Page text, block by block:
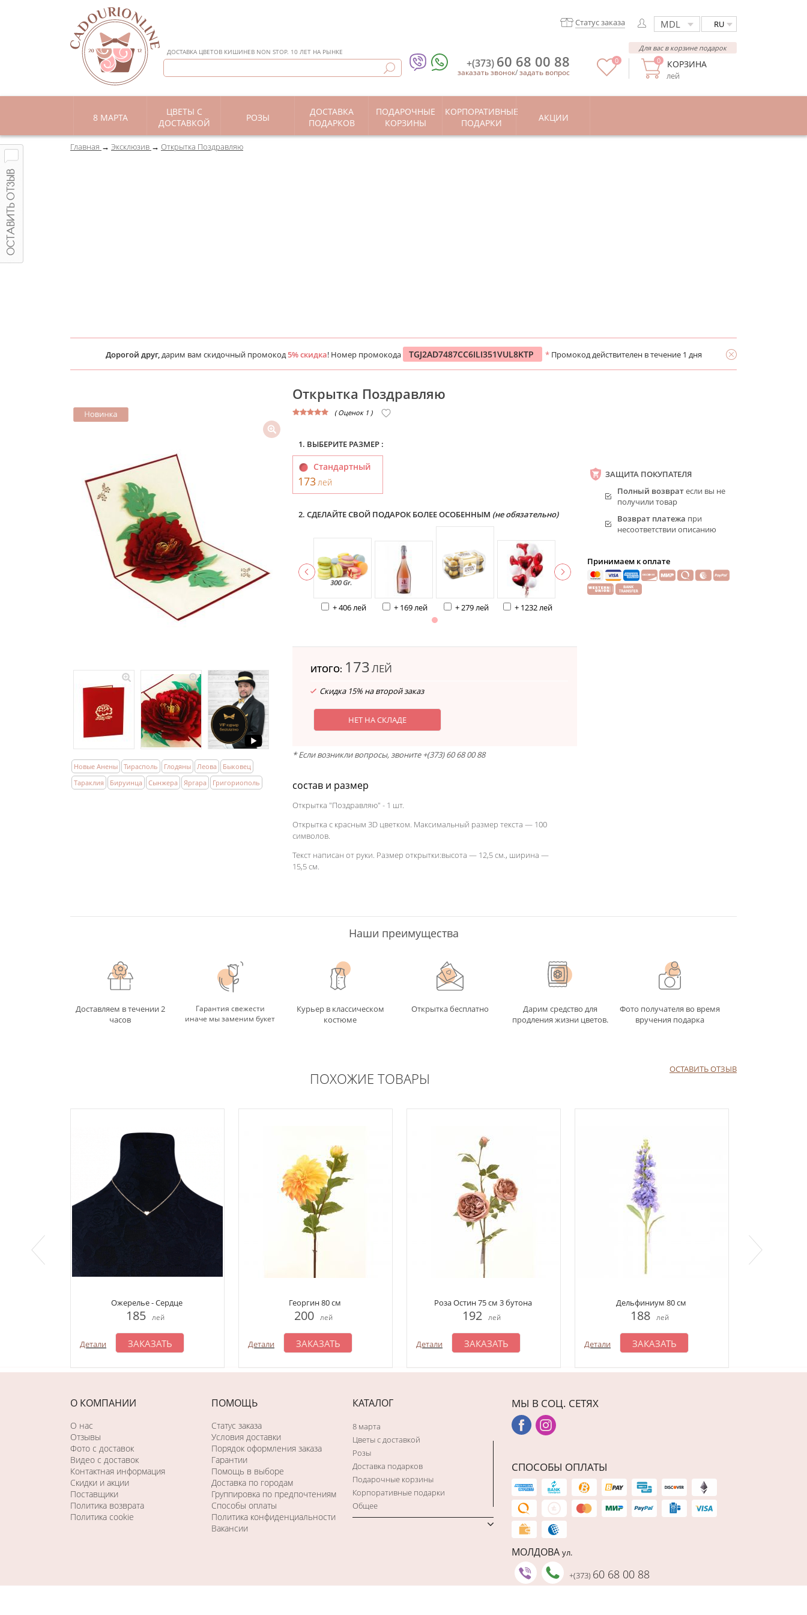
ДОСТАВКА ЦВЕТОВ КИШИНЕВ NON STOP. 10 ЛЕТ НА РЫНКЕ
RU
Статус заказа
КОРЗИНА
лей
0
Для вас в корзине подарок
0
+(373) 60 68 00 88
заказать звонок/задать вопрос
8 МАРТА
ЦВЕТЫ С
ДОСТАВКОЙ
РОЗЫ
ДОСТАВКА
ПОДАРКОВ
ПОДАРОЧНЫЕ
КОРЗИНЫ
КОРПОРАТИВНЫЕ
ПОДАРКИ
АКЦИИ
Главная Эксклюзив Открытка Поздравляю
Дорогой друг,дарим вам скидочный промокод5% скидка! Номер промокода TGJ2AD7487CC6ILI351VUL8KTP * Промокод действителен в течение 1 дня
Новые Анены Тирасполь Глодяны Леова
Быковец
Тараклия
Бируинца Сынжера Яргара Григориополь
Открытка Поздравляю
( Оценок 1 )
1. ВЫБЕРИТЕ РАЗМЕР :
Стандартный
173 лей
2. СДЕЛАЙТЕ СВОЙ ПОДАРОК БОЛЕЕ ОСОБЕННЫМ (не обязательно)
+ 406 лей + 169 лей + 279 лей + 1232 лей
ИТОГО: 173ЛЕЙ
Скидка 15% на второй заказ
НЕТ НА СКЛАДЕ
* Если возникли вопросы, звоните +(373) 60 68 00 88
состав и размер
Открытка "Поздравляю" - 1 шт.
Открытка с красным 3D цветком. Максимальный размер текста — 100
символов.
Текст написан от руки. Размер открытки:высота — 12,5 см., ширина —
15,5 см.
ЗАЩИТА ПОКУПАТЕЛЯ
Полный возвратесли вы не
получили товар
Возврат платежа при
несоответствии описанию
Принимаем к оплате
Наши преимущества
Доставляем в течении 2
часов
Гарантия свежести
иначе мы заменим букет
Курьер в классическом
костюме
Открытка бесплатно
Дарим средство для
продления жизни цветов.
Фото получателя во время
вручения подарка
ОСТАВИТЬ ОТЗЫВ
ПОХОЖИЕ ТОВАРЫ
Ожерелье - Сердце
185 лей
Детали ЗАКАЗАТЬ
Георгин 80 см
200 лей
Детали ЗАКАЗАТЬ
Роза Остин 75 см 3 бутона
192 лей
Детали ЗАКАЗАТЬ
Дельфиниум 80 см
188 лей
Детали ЗАКАЗАТЬ
О КОМПАНИИ
О нас
Отзывы
Фото c доставок
Видео с доставок
Контактная информация
Скидки и акции
Поставщики
Политика возврата
Политика cookie
ПОМОЩЬ
Статус заказа
Условия доставки
Порядок оформления заказа
Гарантии
Помощь в выборе
Доставка по городам
Группировка по предпочтениям
Способы оплаты
Политика конфиденциальности
Вакансии
КАТАЛОГ
8 марта
Цветы с доставкой
Розы
Доставка подарков
Подарочные корзины
Корпоративные подарки
Общее
МЫ В СОЦ. СЕТЯХ
СПОСОБЫ ОПЛАТЫ
МОЛДОВА ул.
+(373) 60 68 00 88